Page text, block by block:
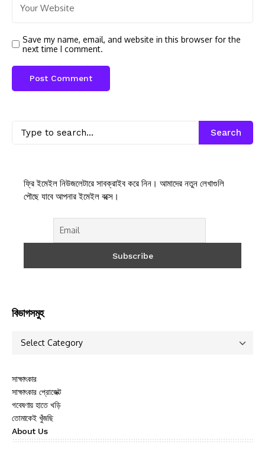
Save my name, email, and website in this browser for the
next time I comment.
Search
ফ্রি ইমেইল নিউজলেটারে সাবক্রাইব করে নিন। আমাদের নতুন লেখাগুলি
পৌছে যাবে আপনার ইমেইল বক্সে।
বিভাগসমুহ
সাক্ষাৎকার
সাক্ষাৎকার প্রোজেক্ট
গবেষণায় হাতে খড়ি
তোমাকেই খুঁজছি
About Us